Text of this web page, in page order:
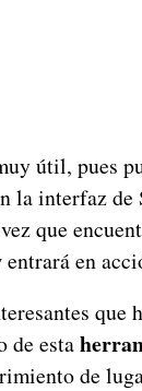
útil, pues
la interfaz de
que
en
de esta
de